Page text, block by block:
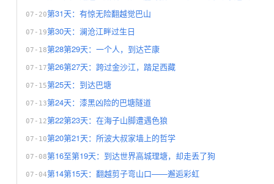
07-20第31天：有惊无险翻越觉巴山
07-19第30天：澜沧江畔过生日
07-18第28第29天：一个人，到达芒康
07-17第26第27天：跨过金沙江，踏足西藏
07-15第25天：到达巴塘
07-13第24天：漆黑凶险的巴塘隧道
07-12第22第23天：在海子山脚遭遇色狼
07-10第20第21天：所波大叔家墙上的哲学
07-08第16至第19天：到达世界高城理塘，却走丢了狗
07-04第14第15天：翻越剪子弯山口——邂逅彩虹